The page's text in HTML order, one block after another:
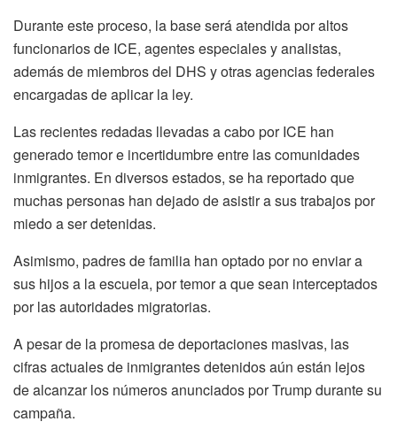
Durante este proceso, la base será atendida por altos
funcionarios de ICE, agentes especiales y analistas,
además de miembros del DHS y otras agencias federales
encargadas de aplicar la ley.
Las recientes redadas llevadas a cabo por ICE han
generado temor e incertidumbre entre las comunidades
inmigrantes. En diversos estados, se ha reportado que
muchas personas han dejado de asistir a sus trabajos por
miedo a ser detenidas.
Asimismo, padres de familia han optado por no enviar a
sus hijos a la escuela, por temor a que sean interceptados
por las autoridades migratorias.
A pesar de la promesa de deportaciones masivas, las
cifras actuales de inmigrantes detenidos aún están lejos
de alcanzar los números anunciados por Trump durante su
campaña.